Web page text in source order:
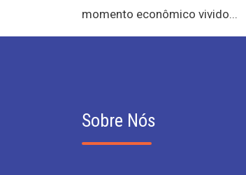
momento econômico vivido...
Sobre Nós